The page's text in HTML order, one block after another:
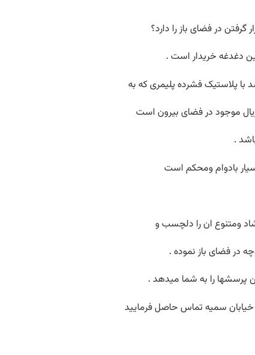
گرفتن در فضای باز را دارد؟
دغدغه خریدار است .
با پلاستیک فشرده پلیمری که به
موجود در فضای بیرون است
.
بادوام ومحکم است
ومتنوع ان را دلچسب و
در فضای باز نموده .
را به شما میدهد .
سمیه تماس حاصل فرمایید